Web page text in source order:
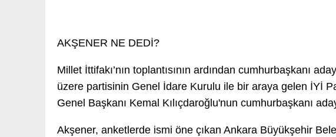
AKŞENER NE DEDİ?
Millet İttifakı’nın toplantısının ardından cumhurbaşkanı
üzere partisinin Genel İdare Kurulu ile bir araya gelen İYİ
Genel Başkanı Kemal Kılıçdaroğlu'nun cumhurbaşkanı
Akşener, anketlerde ismi öne çıkan Ankara Büyükşehir